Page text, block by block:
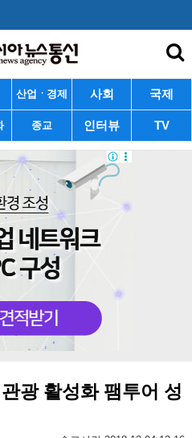
산업ㆍ경제 사회 국제
종교 인터뷰 TV
광 활성화 팸투어 성